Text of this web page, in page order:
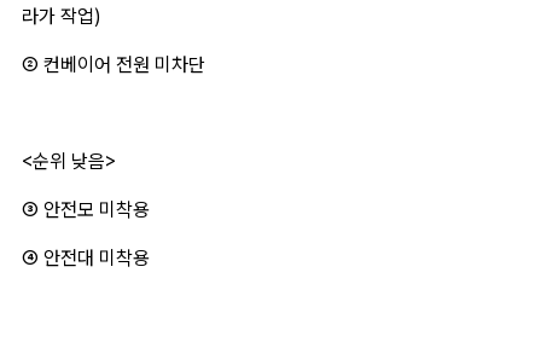
라가 작업)
② 컨베이어 전원 미차단
<순위 낮음>
③ 안전모 미착용
④ 안전대 미착용